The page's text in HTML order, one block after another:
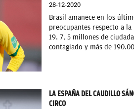
28-12-2020
Brasil amanece en los
preocupantes respecto a la
19. 7, 5 millones de
contagiado y más de
LA ESPAÑA DEL CAUDILLO
CIRCO